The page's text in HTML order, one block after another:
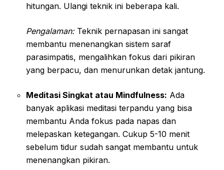
hitungan. Ulangi teknik ini beberapa kali.
Pengalaman:Teknik pernapasan ini sangat
membantu menenangkan sistem saraf
parasimpatis, mengalihkan fokus dari pikiran
yang berpacu, dan menurunkan detak jantung.
Meditasi Singkat atau Mindfulness: Ada
banyak aplikasi meditasi terpandu yang bisa
membantu Anda fokus pada napas dan
melepaskan ketegangan. Cukup 5-10 menit
sebelum tidur sudah sangat membantu untuk
menenangkan pikiran.